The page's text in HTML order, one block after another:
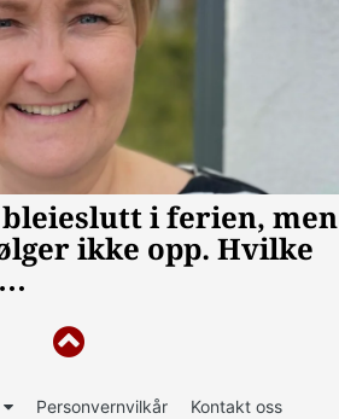
Personvernvilkår
Kontakt oss